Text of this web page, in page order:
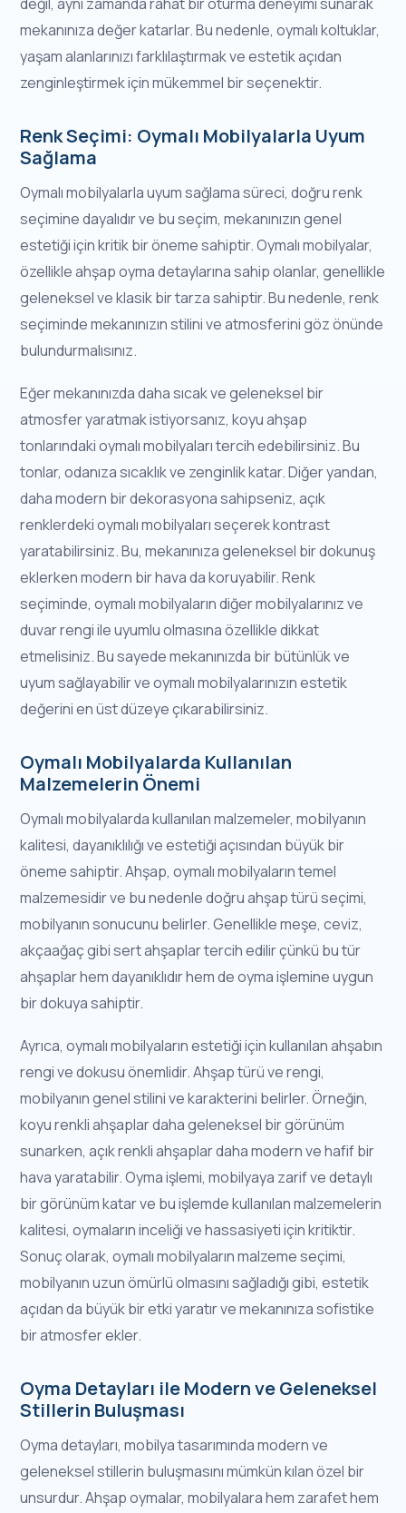
mekanınıza değer katarlar. Bu nedenle, oymalı koltuklar,
yaşam alanlarınızı farklılaştırmak ve estetik açıdan
zenginleştirmek için mükemmel bir seçenektir.
Renk Seçimi: Oymalı Mobilyalarla Uyum
Sağlama
Oymalı mobilyalarla uyum sağlama süreci, doğru renk
seçimine dayalıdır ve bu seçim, mekanınızın genel
estetiği için kritik bir öneme sahiptir. Oymalı mobilyalar,
özellikle ahşap oyma detaylarına sahip olanlar, genellikle
geleneksel ve klasik bir tarza sahiptir. Bu nedenle, renk
seçiminde mekanınızın stilini ve atmosferini göz önünde
bulundurmalısınız.
Eğer mekanınızda daha sıcak ve geleneksel bir
atmosfer yaratmak istiyorsanız, koyu ahşap
tonlarındaki oymalı mobilyaları tercih edebilirsiniz. Bu
tonlar, odanıza sıcaklık ve zenginlik katar. Diğer yandan,
daha modern bir dekorasyona sahipseniz, açık
renklerdeki oymalı mobilyaları seçerek kontrast
yaratabilirsiniz. Bu, mekanınıza geleneksel bir dokunuş
eklerken modern bir hava da koruyabilir. Renk
seçiminde, oymalı mobilyaların diğer mobilyalarınız ve
duvar rengi ile uyumlu olmasına özellikle dikkat
etmelisiniz. Bu sayede mekanınızda bir bütünlük ve
uyum sağlayabilir ve oymalı mobilyalarınızın estetik
değerini en üst düzeye çıkarabilirsiniz.
Oymalı Mobilyalarda Kullanılan
Malzemelerin Önemi
Oymalı mobilyalarda kullanılan malzemeler, mobilyanın
kalitesi, dayanıklılığı ve estetiği açısından büyük bir
öneme sahiptir. Ahşap, oymalı mobilyaların temel
malzemesidir ve bu nedenle doğru ahşap türü seçimi,
mobilyanın sonucunu belirler. Genellikle meşe, ceviz,
akçaağaç gibi sert ahşaplar tercih edilir çünkü bu tür
ahşaplar hem dayanıklıdır hem de oyma işlemine uygun
bir dokuya sahiptir.
Ayrıca, oymalı mobilyaların estetiği için kullanılan ahşabın
rengi ve dokusu önemlidir. Ahşap türü ve rengi,
mobilyanın genel stilini ve karakterini belirler. Örneğin,
koyu renkli ahşaplar daha geleneksel bir görünüm
sunarken, açık renkli ahşaplar daha modern ve hafif bir
hava yaratabilir. Oyma işlemi, mobilyaya zarif ve detaylı
bir görünüm katar ve bu işlemde kullanılan malzemelerin
kalitesi, oymaların inceliği ve hassasiyeti için kritiktir.
Sonuç olarak, oymalı mobilyaların malzeme seçimi,
mobilyanın uzun ömürlü olmasını sağladığı gibi, estetik
açıdan da büyük bir etki yaratır ve mekanınıza sofistike
bir atmosfer ekler.
Oyma Detayları ile Modern ve Geleneksel
Stillerin Buluşması
Oyma detayları, mobilya tasarımında modern ve
geleneksel stillerin buluşmasını mümkün kılan özel bir
unsurdur. Ahşap oymalar, mobilyalara hem zarafet hem